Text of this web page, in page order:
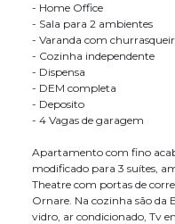
- Home Office
- Sala para 2 ambientes
- Varanda com
- Cozinha independente
- Dispensa
- DEM completa
- Deposito
- 4 Vagas de garagem
Apartamento com fino
modificado para 3 suítes,
Theatre com portas de
Ornare. Na cozinha são da
vidro, ar condicionado, Tv